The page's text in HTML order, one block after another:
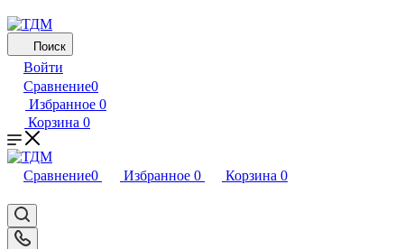
Поиск
Войти
Сравнение0
Избранное 0
Корзина 0
Сравнение0 Избранное 0 Корзина 0